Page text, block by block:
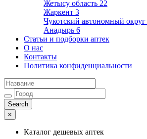
Жетысу область 22
Жаркент 3
Чукотский автономный округ
Анадырь 6
Статьи и подборки аптек
О нас
Контакты
Политика конфиденциальности
×
Каталог дешевых аптек